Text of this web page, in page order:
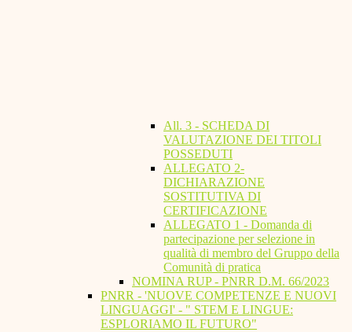
All. 3 - SCHEDA DI
VALUTAZIONE DEI TITOLI
POSSEDUTI
ALLEGATO 2-
DICHIARAZIONE
SOSTITUTIVA DI
CERTIFICAZIONE
ALLEGATO 1 - Domanda di
partecipazione per selezione in
qualità di membro del Gruppo della
Comunità di pratica
NOMINA RUP - PNRR D.M. 66/2023
PNRR - 'NUOVE COMPETENZE E NUOVI
LINGUAGGI' - " STEM E LINGUE:
ESPLORIAMO IL FUTURO"